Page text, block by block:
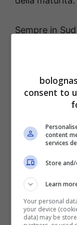
Sempre in
Ancelotti. La
pronta
verdeoro
I fuoriclasse
Marquinhos
dominare la
Neymar Jr. Il
dal giro della
comunque a
qualche
consent to
content
services
Store
Learn
Your personal
your device
data) may be